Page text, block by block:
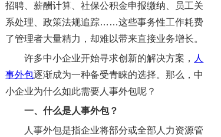
招聘、薪酬计算、社保公积金申报缴纳、员工关
系处理、政策法规追踪……这些事务性工作耗费
了管理者大量精力，却难以带来直接业务增长。
许多中小企业开始寻求创新的解决方案， 人
事外包逐渐成为一种备受青睐的选择。那么，中
小企业为什么如此需要人事外包呢？
一、什么是人事外包？
人事外包是指企业将部分或全部人力资源管